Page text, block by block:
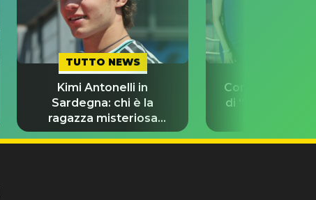
TUTTO NEWS
Kimi Antonelli in
Sardegna: chi è la
ragazza misteriosa
insieme a lui?
Con chi stanno
di “Odissea”?